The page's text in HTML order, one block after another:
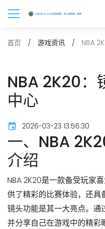
首页 游戏资讯 NBA
NBA 2K20：
中心
2026-03-23 13:56:30
一、NBA
介绍
NBA 2K20是一款备受玩家
供了精彩的比赛体验，还
镜头功能是其一大亮点。通
并分享自己在游戏中的精彩